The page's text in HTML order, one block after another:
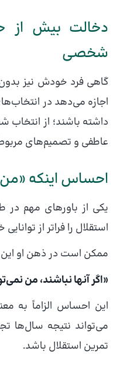
دخالت بیش از
شخصی
گاهی فرد خودش نیز بدون
اجازه می‌دهد در
داشته باشند؛ از انتخاب
عاطفی و تصمیم‌های مربوط
احساس اینکه «من
یکی از باورهای مهم در
استقلال را فراتر از
ممکن است در ذهن او این
«اگر آنها نباشند، من
این احساس الزاماً به
می‌تواند نتیجه سال‌ها
تمرین استقلال باشد.